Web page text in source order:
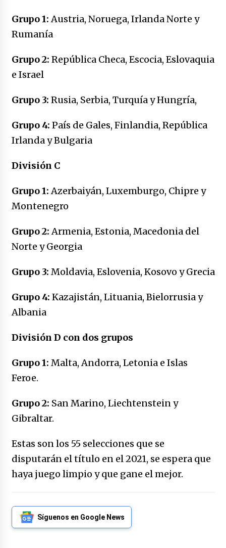
Que sea un hecho el decreto que quita prima
Colombia 2025
17/12/2025
Grupo 1:Austria, Noruega, Irlanda Norte y
Rumanía
Grupo 2: República Checa, Escocia, Eslovaquia
e Israel
Grupo 3: Rusia, Serbia, Turquía y Hungría,
Grupo 4: País de Gales, Finlandia, República
Irlanda y Bulgaria
División C
Grupo 1:Azerbaiyán, Luxemburgo, Chipre y
Montenegro
Grupo 2:Armenia, Estonia, Macedonia del
Norte y Georgia
Grupo 3: Moldavia, Eslovenia, Kosovo y Grecia
Grupo 4: Kazajistán, Lituania, Bielorrusia y
Albania
División D con dos grupos
Grupo 1: Malta, Andorra, Letonia e Islas
Feroe.
Grupo 2: San Marino, Liechtenstein y
Gibraltar.
Estas son los 55 selecciones que se
disputarán el título en el 2021, se espera que
haya juego limpio y que gane el mejor.
Síguenos en Google News